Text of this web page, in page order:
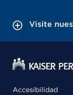
Visite
Accesibilidad